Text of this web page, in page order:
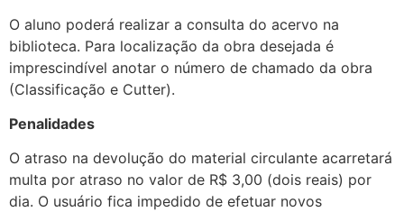
O aluno poderá realizar a consulta do acervo na
biblioteca. Para localização da obra desejada é
imprescindível anotar o número de chamado da obra
(Classificação e Cutter).
Penalidades
O atraso na devolução do material circulante acarretará
multa por atraso no valor de R$ 3,00 (dois reais) por
dia. O usuário fica impedido de efetuar novos